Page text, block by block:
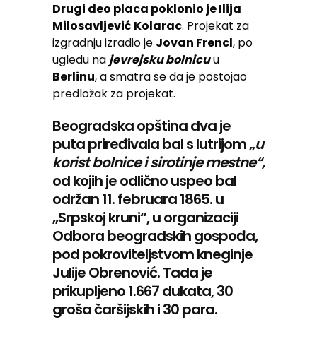
Drugi deo placa poklonio je Ilija
Milosavljević Kolarac. Projekat za
izgradnju izradio je Jovan Frencl, po
ugledu najevrejsku bolnicuu
Berlinu, a smatra se da je postojao
predložak za projekat.
Beogradska opština dva je
puta priređivala bal s lutrijom„u
korist bolnice i sirotinje mestne“,
od kojih je odlično uspeo bal
održan 11. februara 1865. u
„Srpskoj kruni“, u organizaciji
Odbora beogradskih gospođa,
pod pokroviteljstvom kneginje
Julije Obrenović. Tada je
prikupljeno 1.667 dukata, 30
groša čaršijskih i 30 para.